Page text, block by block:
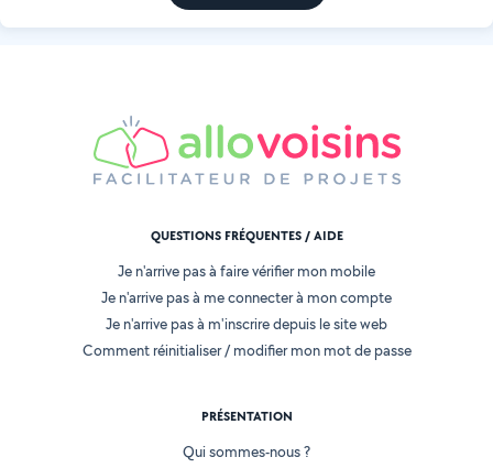
QUESTIONS FRÉQUENTES / AIDE
Je n'arrive pas à faire vérifier mon mobile
Je n'arrive pas à me connecter à mon compte
Je n'arrive pas à m'inscrire depuis le site web
Comment réinitialiser / modifier mon mot de passe
PRÉSENTATION
Qui sommes-nous ?